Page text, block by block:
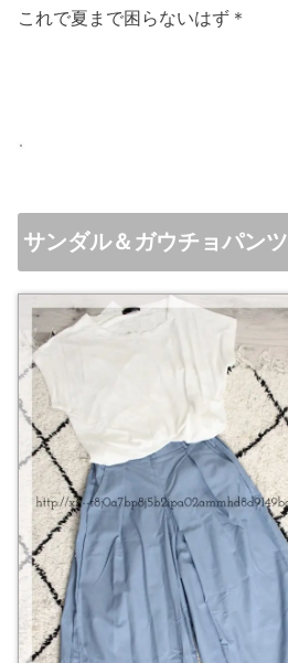
これで夏まで困らないはず＊
サンダル＆ガウチョパンツ